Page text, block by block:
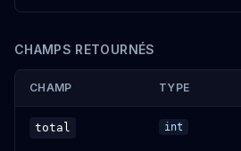
CHAMPS RETOURNÉS
CHAMP TYPE
total int